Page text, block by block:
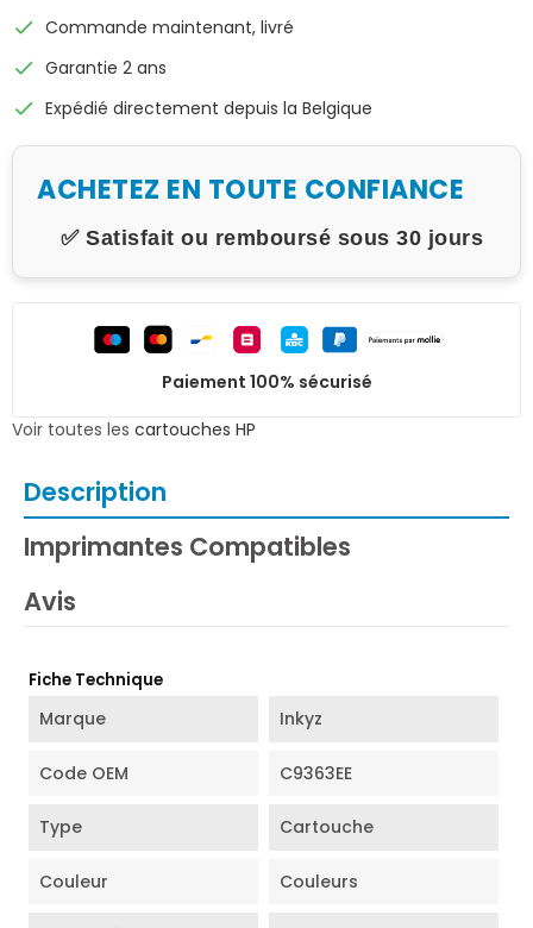
check Commande maintenant, livré
check Garantie 2 ans
check Expédié directement depuis la Belgique
ACHETEZ EN TOUTE CONFIANCE
✅ Satisfait ou remboursé sous 30 jours
Paiement 100% sécurisé
Voir toutes les cartouches HP
Description
Imprimantes Compatibles
Avis
Fiche Technique
Marque Inkyz
Code OEM C9363EE
Type Cartouche
Couleur Couleurs